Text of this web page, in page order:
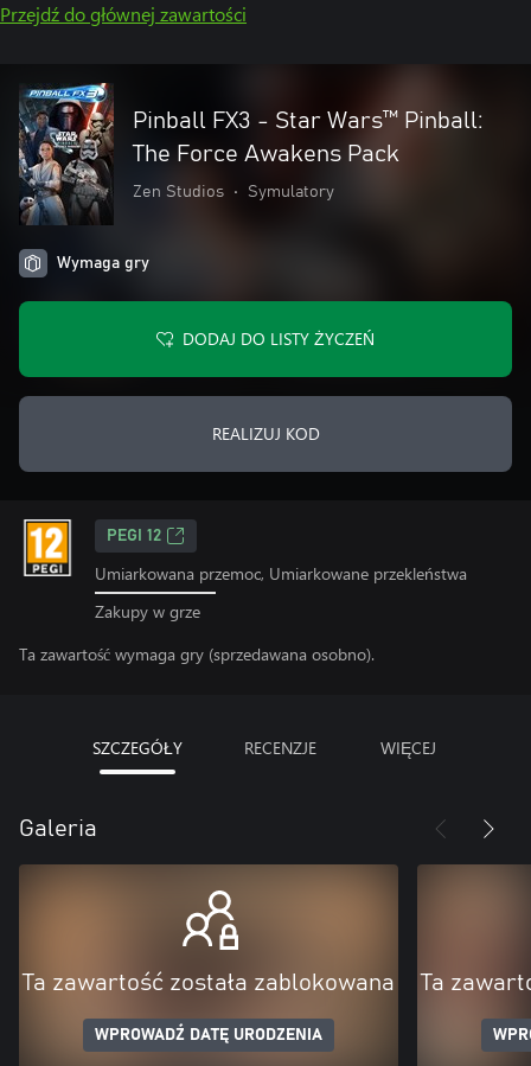
Przejdź do głównej zawartości
Pinball FX3 - Star Wars™ Pinball:
The Force Awakens Pack
Zen Studios • Symulatory
Wymaga gry
DODAJ DO LISTY ŻYCZEŃ
REALIZUJ KOD
PEGI 12
Umiarkowana przemoc, Umiarkowane przekleństwa
Zakupy w grze
Ta zawartość wymaga gry (sprzedawana osobno).
SZCZEGÓŁY RECENZJE WIĘCEJ
Galeria
Ta zawartość została zablokowana
WPROWADŹ DATĘ URODZENIA
Ta